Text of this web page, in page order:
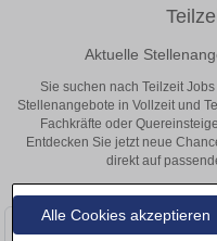
Alle Cookies akzeptieren
Aktuelle
Sie suchen nach Teilzeit
Stellenangebote in Vollzeit und
Fachkräfte oder
Entdecken Sie jetzt neue
direkt auf